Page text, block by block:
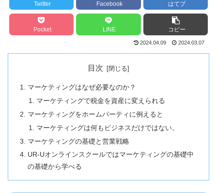
Twitter Facebook はてブ
Pocket LINE コピー
2024.04.09 2024.03.07
目次
マーケティングはなぜ必要なのか？
マーケティングで税金を資産に変えられる
マーケティングをホームパーティに例えると
マーケティングは何もビジネスだけではない。
マーケティングの基礎と営業戦略
UR-Uオンラインスクールではマーケティングの基礎中
の基礎から学べる